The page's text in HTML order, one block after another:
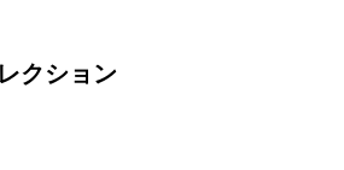
クション